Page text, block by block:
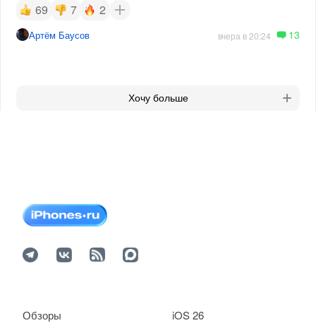
69 7 2
Артём Баусов вчера в 20:24 13
Хочу больше
iOS 26
Обзоры